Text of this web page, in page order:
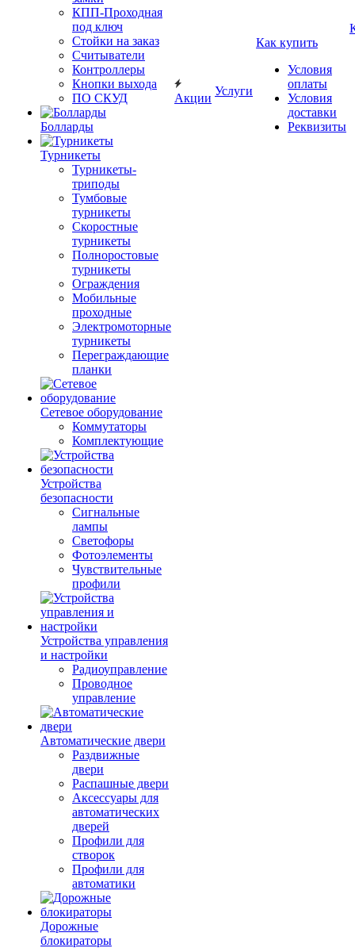
КПП-Проходная
под ключ
Стойки на заказ
Считыватели
Контроллеры
Кнопки выхода
ПО СКУД
Болларды
Турникеты
Турникеты-
триподы
Тумбовые
турникеты
Скоростные
турникеты
Полноростовые
турникеты
Ограждения
Мобильные
проходные
Электромоторные
турникеты
Переграждающие
планки
Сетевое оборудование
Коммутаторы
Комплектующие
Устройства
безопасности
Сигнальные
лампы
Светофоры
Фотоэлементы
Чувствительные
профили
Устройства управления
и настройки
Радиоуправление
Проводное
управление
Автоматические двери
Раздвижные
двери
Распашные двери
Аксессуары для
автоматических
дверей
Профили для
створок
Профили для
автоматики
Дорожные
блокираторы
Акции
Услуги
Как купить
Условия
оплаты
Условия
доставки
Реквизиты